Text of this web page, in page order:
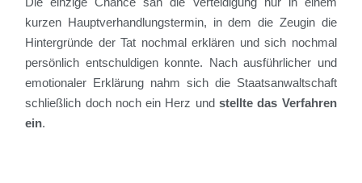
kurzen Hauptverhandlungstermin, in dem die Zeugin die
Hintergründe der Tat nochmal erklären und sich nochmal
persönlich entschuldigen konnte. Nach ausführlicher und
emotionaler Erklärung nahm sich die Staatsanwaltschaft
schließlich doch noch ein Herz undstellte das Verfahren
ein.